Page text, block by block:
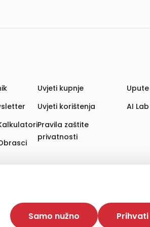
Time poboljšavamo korisničko iskustvo,
web stranica i uređaja u tu svrhu.
Opcija „Prihvati sve“ omogućuje
Samo nužno
Uvjeti kupnje
Uvjeti korištenja
Pravila zaštite
privatnosti
AI Lab